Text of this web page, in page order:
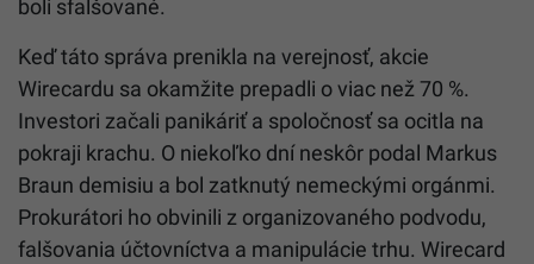
boli sfalšované.
Keď táto správa prenikla na verejnosť, akcie
Wirecardu sa okamžite prepadli o viac než 70 %.
Investori začali panikáriť a spoločnosť sa ocitla na
pokraji krachu. O niekoľko dní neskôr podal Markus
Braun demisiu a bol zatknutý nemeckými orgánmi.
Prokurátori ho obvinili z organizovaného podvodu,
falšovania účtovníctva a manipulácie trhu. Wirecard